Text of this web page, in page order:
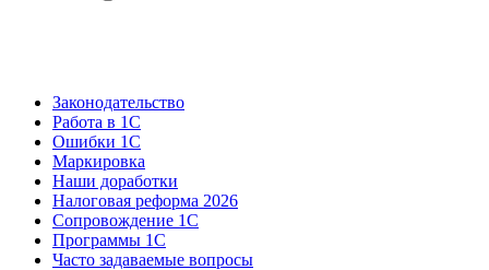
Законодательство
Работа в 1С
Ошибки 1С
Маркировка
Наши доработки
Налоговая реформа 2026
Сопровождение 1С
Программы 1С
Часто задаваемые вопросы